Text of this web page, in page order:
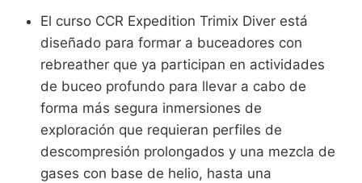
El curso CCR Expedition Trimix Diver está
diseñado para formar a buceadores con
rebreather que ya participan en actividades
de buceo profundo para llevar a cabo de
forma más segura inmersiones de
exploración que requieran perfiles de
descompresión prolongados y una mezcla de
gases con base de helio, hasta una